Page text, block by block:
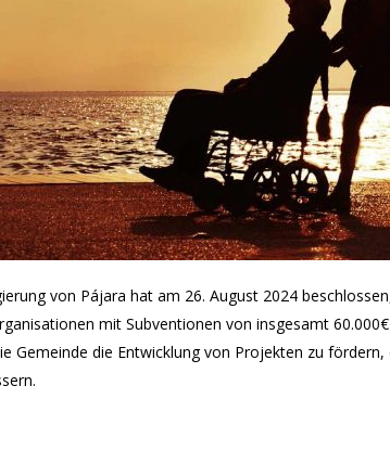
von Pájara hat am 26. August 2024
mit Subventionen von insgesamt
Gemeinde die Entwicklung von Projekten zu